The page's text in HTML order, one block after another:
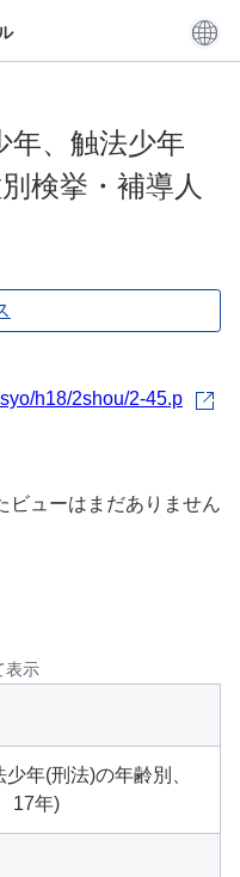
、触法少年
検挙・補導人
h18/2shou/2-45.p
ビューはまだありません
表示
年(刑法)の年齢別、
17年)